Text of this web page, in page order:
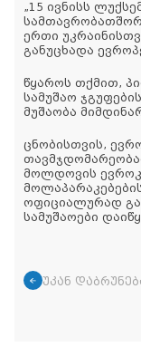
„15 ივნისს
ერთი
განუცხადა
წყაროს თქმით,
სამუშაო
მუშაობა
ცნობისთვის,
მოლდოვის
ოფიციალურად
სამუშაოები
უკან